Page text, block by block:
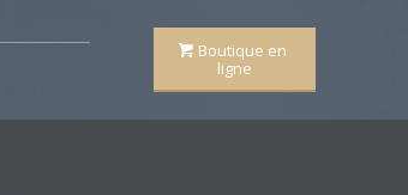
Boutique en
ligne